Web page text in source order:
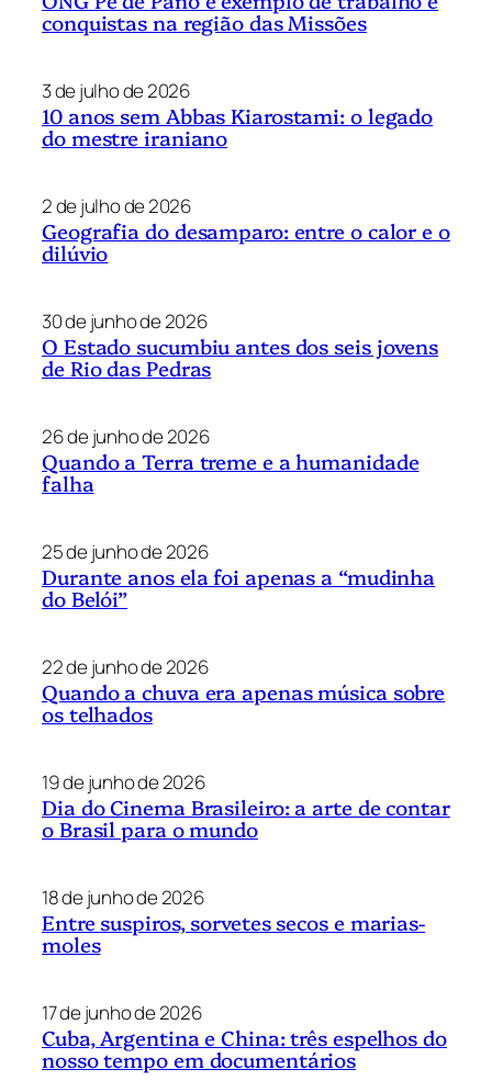
conquistas na região das Missões
3 de julho de 2026
10 anos sem Abbas Kiarostami: o legado
do mestre iraniano
2 de julho de 2026
Geografia do desamparo: entre o calor e o
dilúvio
30 de junho de 2026
O Estado sucumbiu antes dos seis jovens
de Rio das Pedras
26 de junho de 2026
Quando a Terra treme e a humanidade
falha
25 de junho de 2026
Durante anos ela foi apenas a “mudinha
do Belói”
22 de junho de 2026
Quando a chuva era apenas música sobre
os telhados
19 de junho de 2026
Dia do Cinema Brasileiro: a arte de contar
o Brasil para o mundo
18 de junho de 2026
Entre suspiros, sorvetes secos e marias-
moles
17 de junho de 2026
Cuba, Argentina e China: três espelhos do
nosso tempo em documentários